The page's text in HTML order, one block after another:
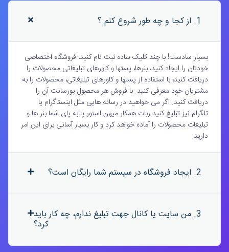
1. از کجا و چه طور شروع کنم ؟
بسیار سادست! با چند کلیک ساده ثبت نام کنید، فروشگاه اختصاصی
خودتان را ایجاد کنید، بنرها، پستها و کاورهای تبلیغاتی محصولات را
دریافت کنید، با استفاده از پستها و کاورهای تبلیغاتی، محصولات را به
مشتریان خود معرفی کنید. با فروش هر محصول پورسانت آن را
دریافت کنید. اگر می خواهید در رسانه هایی مثل اینستاگرام یا
تلگرام نیز تبلیغ کنید ربات همکار میهن استور پا به پای شما بنر ها و
تبلیغات محصولات را آماده خواهد کرد و کار بسیار آسانی برای این امر
دارید.
2. ایجاد فروشگاه در سیستم شما رایگان است؟
3. من سایت یا کانال جهت تبلیغ ندارم، چه کار باید
کرد؟